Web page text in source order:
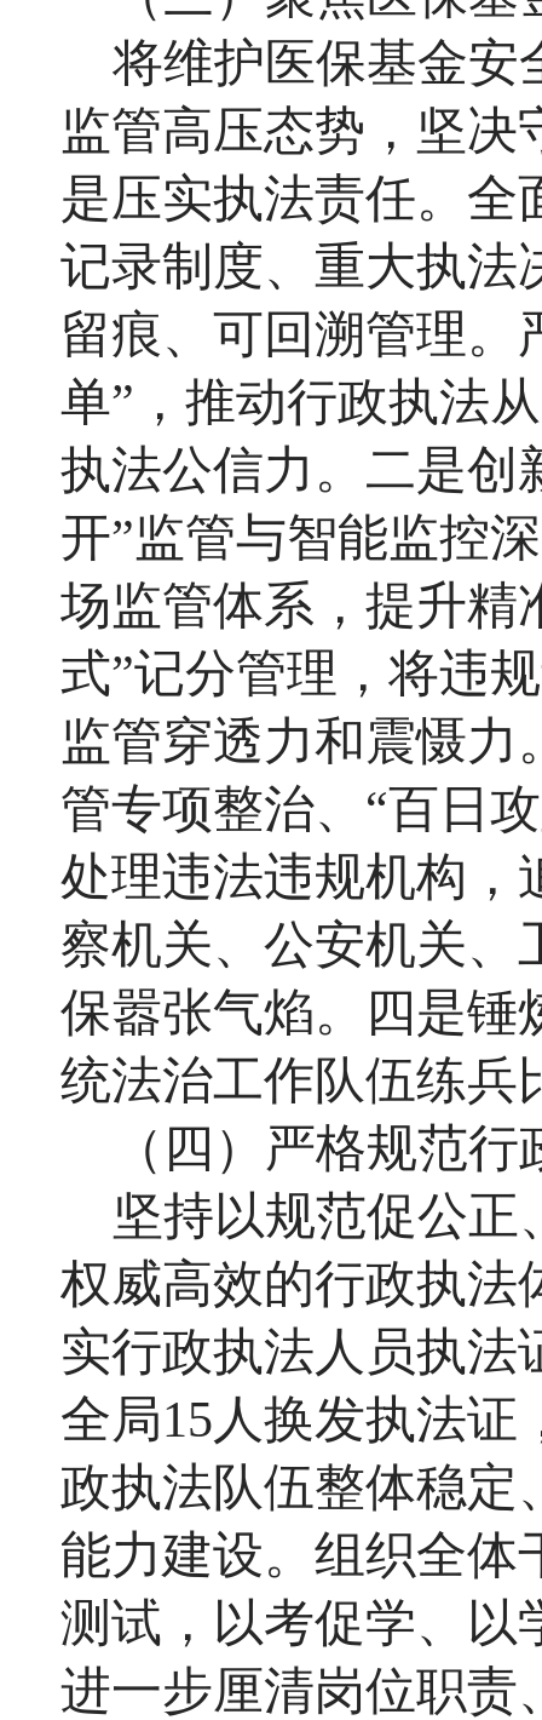
将维护医保基金安
监管高压态势，坚决
是压实执法责任。全
记录制度、重大执法
留痕、可回溯管理。
单”，推动行政执法
执法公信力。二是创
开”监管与智能监控
场监管体系，提升精
式”记分管理，将违
监管穿透力和震慑
管专项整治、“百日
处理违法违规机构，
察机关、公安机关、
保嚣张气焰。四是锤
统法治工作队伍练兵
（四）严格规范
坚持以规范促公
权威高效的行政执法
实行政执法人员执法
全局15人换发执法证
政执法队伍整体稳定
能力建设。组织全体
测试，以考促学、以
进一步厘清岗位职责